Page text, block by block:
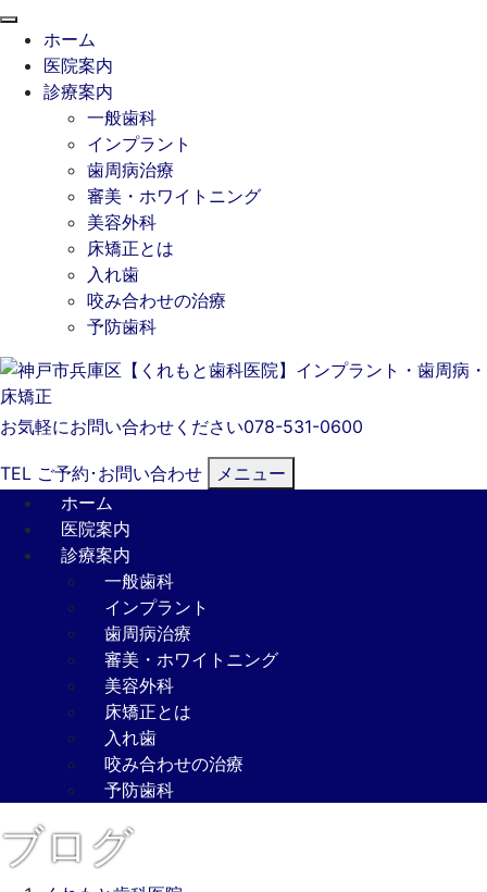
ホーム
医院案内
診療案内
一般歯科
インプラント
歯周病治療
審美・ホワイトニング
美容外科
床矯正とは
入れ歯
咬み合わせの治療
予防歯科
お気軽にお問い合わせください078-531-0600
TEL ご予約･ お問い合わせ
メニュー
ホーム
医院案内
診療案内
一般歯科
インプラント
歯周病治療
審美・ホワイトニング
美容外科
床矯正とは
入れ歯
咬み合わせの治療
予防歯科
ブログ